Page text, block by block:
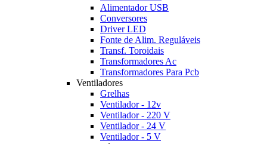
Alimentador USB
Conversores
Driver LED
Fonte de Alim. Reguláveis
Transf. Toroidais
Transformadores Ac
Transformadores Para Pcb
Ventiladores
Grelhas
Ventilador - 12v
Ventilador - 220 V
Ventilador - 24 V
Ventilador - 5 V